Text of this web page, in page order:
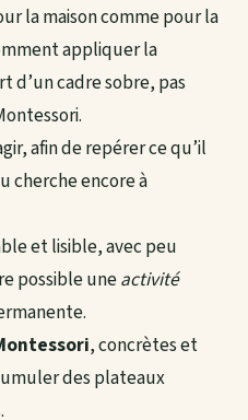
la maison comme pour la
appliquer la
d’un cadre sobre, pas
afin de repérer ce qu’il
cherche encore à
et lisible, avec peu
possible uneactivité
, concrètes et
des plateaux